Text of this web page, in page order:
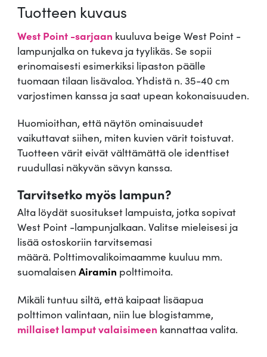
s
P
o
i
n
t
b
e
i
g
e
m
ä
ä
r
ä
Tuotteen kuvaus
West Point -sarjaan kuuluva beige West Point -
lampunjalka on tukeva ja tyylikäs. Se sopii
erinomaisesti esimerkiksi lipaston päälle
tuomaan tilaan lisävaloa. Yhdistä n. 35-40 cm
varjostimen kanssa ja saat upean kokonaisuuden.
Huomioithan, että näytön ominaisuudet
vaikuttavat siihen, miten kuvien värit toistuvat.
Tuotteen värit eivät välttämättä ole identtiset
ruudullasi näkyvän sävyn kanssa.
Tarvitsetko myös lampun?
Alta löydät suositukset lampuista, jotka sopivat
West Point -lampunjalkaan. Valitse mieleisesi ja
lisää ostoskoriin tarvitsemasi
määrä. Polttimovalikoimaamme kuuluu mm.
suomalaisen Airamin polttimoita.
Mikäli tuntuu siltä, että kaipaat lisäapua
polttimon valintaan, niin lue blogistamme,
millaiset lamput valaisimeen kannattaa valita.